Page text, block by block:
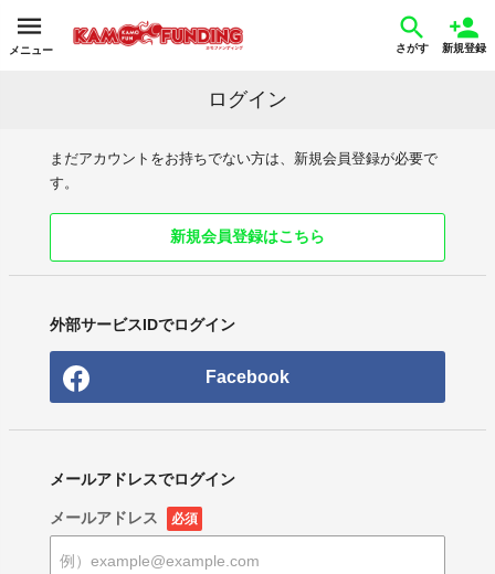
メニュー さがす 新規登録
ログイン
まだアカウントをお持ちでない方は、新規会員登録が必要で
す。
新規会員登録はこちら
外部サービスIDでログイン
Facebook
メールアドレスでログイン
メールアドレス 必須